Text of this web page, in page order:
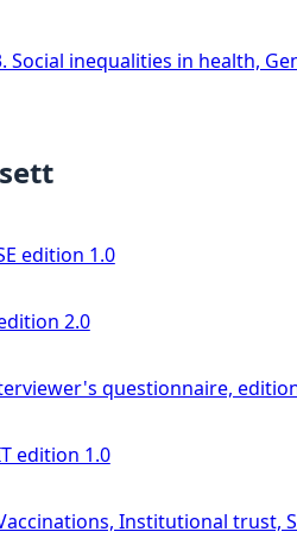
Social inequalities in health,
edition 1.0
2.0
questionnaire,
edition 1.0
Institutional trust,